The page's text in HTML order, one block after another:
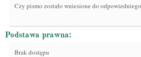
Czy pismo zostało wniesione do
Podstawa prawna:
Brak dostępu